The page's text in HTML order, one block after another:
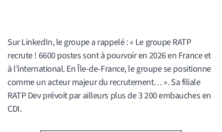
Sur LinkedIn, le groupe a rappelé : « Le groupe RATP
recrute ! 6600 postes sont à pourvoir en 2026 en France et
à l’international. En Île-de-France, le groupe se positionne
comme un acteur majeur du recrutement… ». Sa filiale
RATP Dev prévoit par ailleurs plus de 3 200 embauches en
CDI.